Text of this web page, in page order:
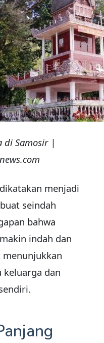
di Samosir |
menjadi
seindah
bahwa
indah dan
keluarga dan